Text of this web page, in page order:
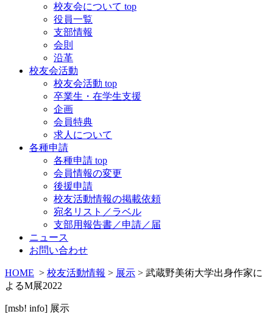
校友会について top
役員一覧
支部情報
会則
沿革
校友会活動
校友会活動 top
卒業生・在学生支援
企画
会員特典
求人について
各種申請
各種申請 top
会員情報の変更
後援申請
校友活動情報の掲載依頼
宛名リスト／ラベル
支部用報告書／申請／届
ニュース
お問い合わせ
HOME > 校友活動情報 > 展示 > 武蔵野美術大学出身作家に
よるM展2022
[msb! info] 展示